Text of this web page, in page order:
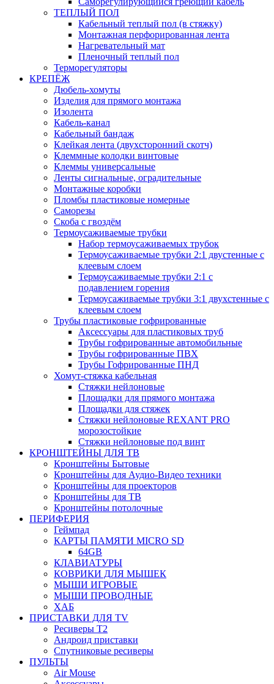
ТЕПЛЫЙ ПОЛ
Кабельный теплый пол (в стяжку)
Монтажная перфорированная лента
Нагревательный мат
Пленочный теплый пол
Терморегуляторы
КРЕПЁЖ
Дюбель-хомуты
Изделия для прямого монтажа
Изолента
Кабель-канал
Кабельный бандаж
Клейкая лента (двухсторонний скотч)
Клеммные колодки винтовые
Клеммы универсальные
Ленты сигнальные, оградительные
Монтажные коробки
Пломбы пластиковые номерные
Саморезы
Скоба с гвоздём
Термоусаживаемые трубки
Набор термоусаживаемых трубок
Термоусаживаемые трубки 2:1 двустенные с
клеевым слоем
Термоусаживаемые трубки 2:1 с
подавлением горения
Термоусаживаемые трубки 3:1 двухстенные с
клеевым слоем
Трубы пластиковые гофрированные
Аксессуары для пластиковых труб
Трубы гофрированные автомобильные
Трубы гофрированные ПВХ
Трубы Гофрированные ПНД
Хомут-стяжка кабельная
Cтяжки нейлоновые
Площадки для прямого монтажа
Площадки для стяжек
Стяжки нейлоновые REXANT PRO
морозостойкие
Стяжки нейлоновые под винт
КРОНШТЕЙНЫ ДЛЯ ТВ
Кронштейны Бытовые
Кронштейны для Аудио-Видео техники
Кронштейны для проекторов
Кронштейны для ТВ
Кронштейны потолочные
ПЕРИФЕРИЯ
Геймпад
КАРТЫ ПАМЯТИ MICRO SD
64GB
КЛАВИАТУРЫ
КОВРИКИ ДЛЯ МЫШЕК
МЫШИ ИГРОВЫЕ
МЫШИ ПРОВОДНЫЕ
ХАБ
ПРИСТАВКИ ДЛЯ TV
Ресиверы Т2
Андроид приставки
Спутниковые ресиверы
ПУЛЬТЫ
Air Mouse